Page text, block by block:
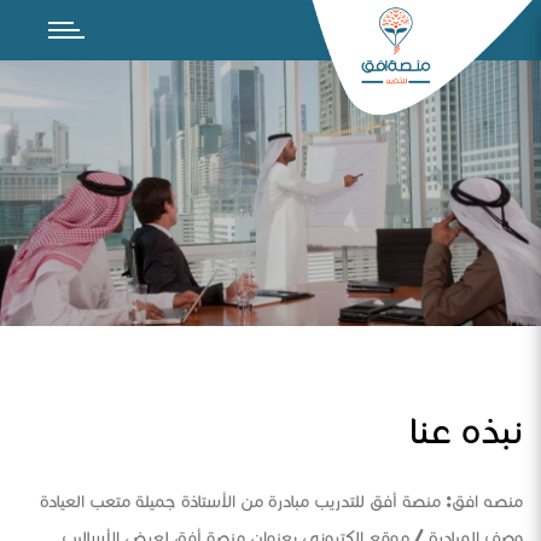
نبذه عنا
منصه افق: منصة أفق للتدريب مبادرة من الأستاذة جميلة متعب العيادة